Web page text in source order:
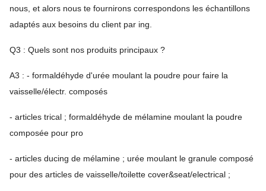
nous, et alors nous te fournirons correspondons les échantillons
adaptés aux besoins du client par ing.
Q3 : Quels sont nos produits principaux ?
A3 : - formaldéhyde d'urée moulant la poudre pour faire la
vaisselle/électr. composés
- articles trical ; formaldéhyde de mélamine moulant la poudre
composée pour pro
- articles ducing de mélamine ; urée moulant le granule composé
pour des articles de vaisselle/toilette cover&seat/electrical ;